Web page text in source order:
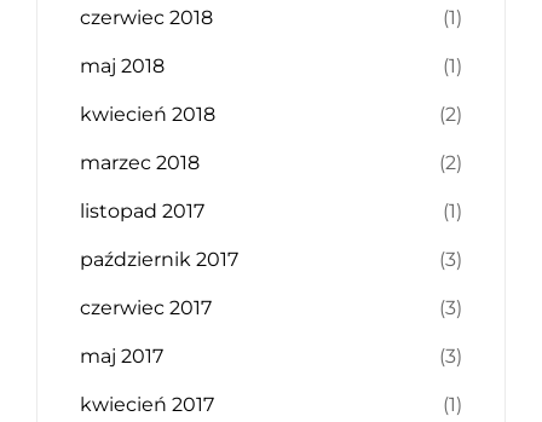
czerwiec 2018 (1)
maj 2018 (1)
kwiecień 2018 (2)
marzec 2018 (2)
listopad 2017 (1)
październik 2017 (3)
czerwiec 2017 (3)
maj 2017 (3)
kwiecień 2017 (1)